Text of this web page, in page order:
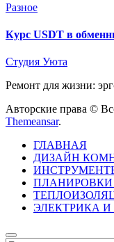
Разное
Курс USDT в
Студия Уюта
Ремонт для жизни:
Авторские права ©
Themeansar.
ГЛАВНАЯ
ДИЗАЙН
ЭЛЕКТРИКА